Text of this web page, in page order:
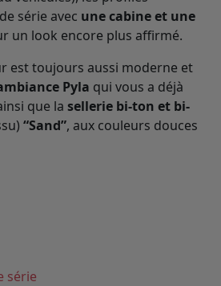
série avec une cabine et une
un look encore plus affirmé.
est toujours aussi moderne et
Pyla qui vous a déjà
que la sellerie bi-ton et bi-
“Sand”, aux couleurs douces
série